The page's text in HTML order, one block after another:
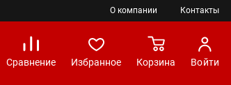
О компании Контакты
Сравнение Избранное Корзина Войти